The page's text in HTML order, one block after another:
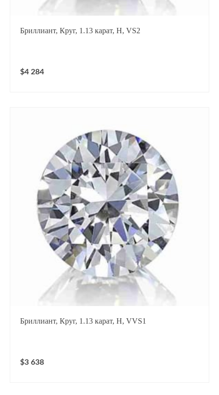
Бриллиант, Круг, 1.13 карат, H, VS2
$4 284
Бриллиант, Круг, 1.13 карат, H, VVS1
$3 638